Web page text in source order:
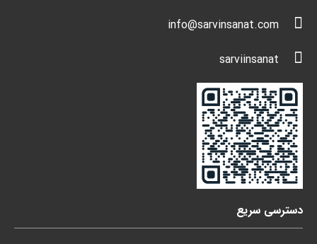
info@sarvinsanat.com
sarviinsanat
دسترسی سریع